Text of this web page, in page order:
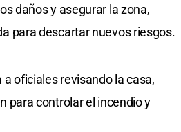
daños y asegurar la zona,
para descartar nuevos riesgos.
oficiales revisando la casa,
para controlar el incendio y